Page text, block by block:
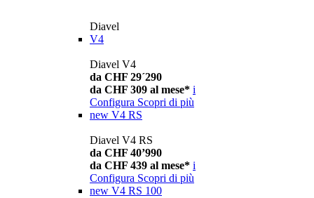
Diavel
V4
Diavel V4
da CHF 29´290
da CHF 309 al mese* i
Configura Scopri di più
new V4 RS
Diavel V4 RS
da CHF 40’990
da CHF 439 al mese* i
Configura Scopri di più
new V4 RS 100